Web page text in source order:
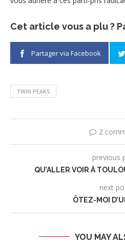
Cet article vous a plu ?
Partager via Facebook
TWIN PEAKS
2
previous
QU’ALLER VOIR À
next
ÔTEZ-MOI
YOU MAY